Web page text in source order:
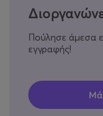
Πούλησε άμεσα
εγγραφής!